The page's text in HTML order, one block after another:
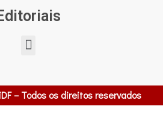
– Todos os direitos reservados